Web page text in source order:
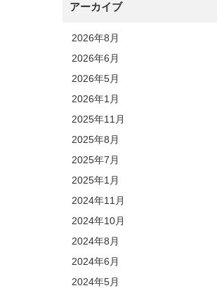
アーカイブ
2026年8月
2026年6月
2026年5月
2026年1月
2025年11月
2025年8月
2025年7月
2025年1月
2024年11月
2024年10月
2024年8月
2024年6月
2024年5月